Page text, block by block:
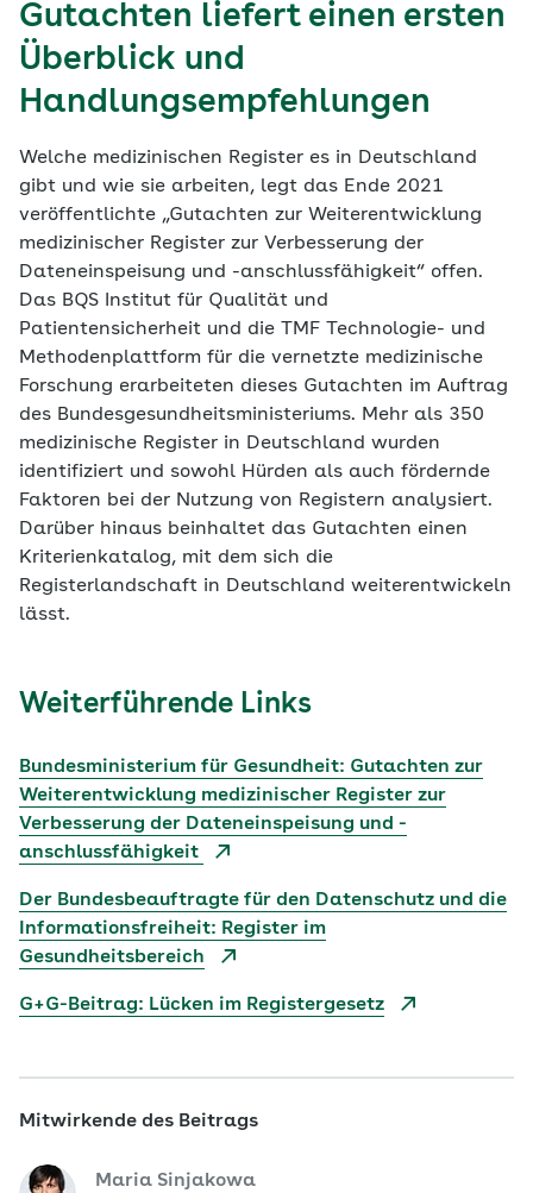
Gutachten liefert einen ersten
Überblick und
Handlungsempfehlungen
Welche medizinischen Register es in Deutschland
gibt und wie sie arbeiten, legt das Ende 2021
veröffentlichte „Gutachten zur Weiterentwicklung
medizinischer Register zur Verbesserung der
Dateneinspeisung und -anschlussfähigkeit“ offen.
Das BQS Institut für Qualität und
Patientensicherheit und die TMF Technologie- und
Methodenplattform für die vernetzte medizinische
Forschung erarbeiteten dieses Gutachten im Auftrag
des Bundesgesundheitsministeriums. Mehr als 350
medizinische Register in Deutschland wurden
identifiziert und sowohl Hürden als auch fördernde
Faktoren bei der Nutzung von Registern analysiert.
Darüber hinaus beinhaltet das Gutachten einen
Kriterienkatalog, mit dem sich die
Registerlandschaft in Deutschland weiterentwickeln
lässt.
Weiterführende Links
Bundesministerium für Gesundheit: Gutachten zur
Weiterentwicklung medizinischer Register zur
Verbesserung der Dateneinspeisung und -
anschlussfähigkeit
Der Bundesbeauftragte für den Datenschutz und die
Informationsfreiheit: Register im
Gesundheitsbereich
G+G-Beitrag: Lücken im Registergesetz
Mitwirkende des Beitrags
Maria Sinjakowa